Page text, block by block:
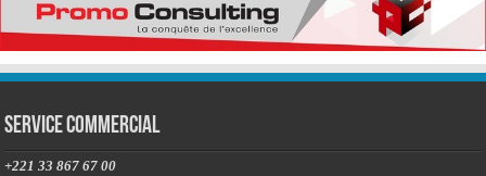
Service commercial
+221 33 867 67 00